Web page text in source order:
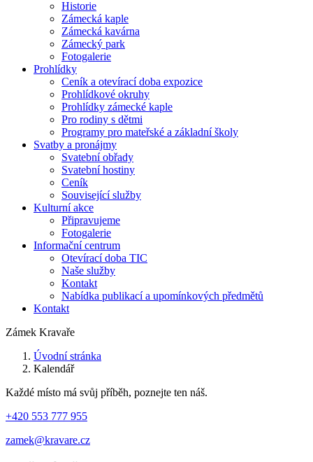
Historie
Zámecká kaple
Zámecká kavárna
Zámecký park
Fotogalerie
Prohlídky
Ceník a otevírací doba expozice
Prohlídkové okruhy
Prohlídky zámecké kaple
Pro rodiny s dětmi
Programy pro mateřské a základní školy
Svatby a pronájmy
Svatební obřady
Svatební hostiny
Ceník
Související služby
Kulturní akce
Připravujeme
Fotogalerie
Informační centrum
Otevírací doba TIC
Naše služby
Kontakt
Nabídka publikací a upomínkových předmětů
Kontakt
Zámek Kravaře
Úvodní stránka
Kalendář
Každé místo má svůj příběh, poznejte ten náš.
+420 553 777 955
zamek@kravare.cz